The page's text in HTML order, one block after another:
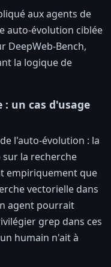
aux agents de
auto-évolution ciblée
DeepWeb-Bench,
la logique de
: un cas d'usage
l'auto-évolution : la
la recherche
empiriquement que
vectorielle dans
agent pourrait
grep dans ces
humain n'ait à